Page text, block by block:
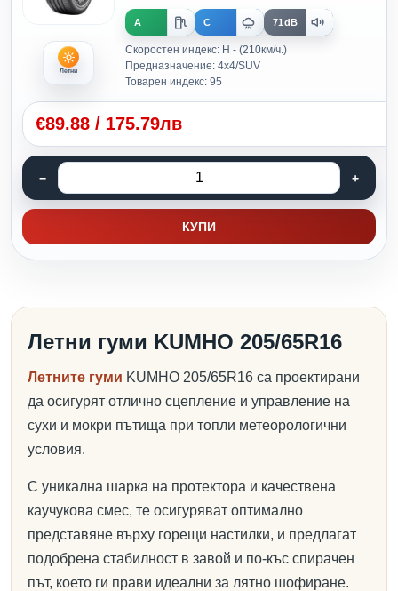
Летни
A C 71dB
Скоростен индекс: H - (210км/ч.)
Предназначение: 4x4/SUV
Товарен индекс: 95
€89.88 / 175.79лв
КУПИ
Летни гуми KUMHO 205/65R16
Летните гуми KUMHO 205/65R16 са проектирани
да осигурят отлично сцепление и управление на
сухи и мокри пътища при топли метеорологични
условия.
С уникална шарка на протектора и качествена
каучукова смес, те осигуряват оптимално
представяне върху горещи настилки, и предлагат
подобрена стабилност в завой и по-къс спирачен
път, което ги прави идеални за лятно шофиране.